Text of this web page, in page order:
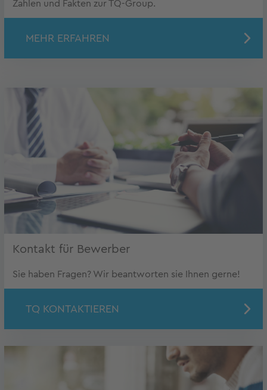
Zahlen und Fakten zur TQ-Group.
MEHR ERFAHREN
Kontakt für Bewerber
Sie haben Fragen? Wir beantworten sie Ihnen gerne!
TQ KONTAKTIEREN